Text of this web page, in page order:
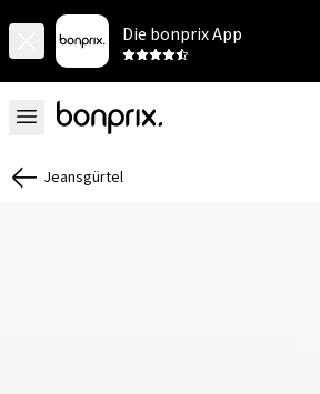
Die bonprix App
Jeansgürtel